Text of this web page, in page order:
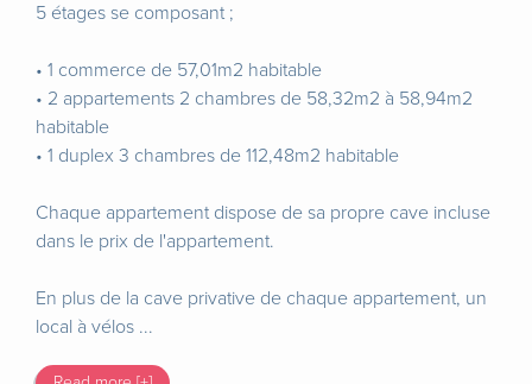
5 étages se composant ;
• 1 commerce de 57,01m2 habitable
• 2 appartements 2 chambres de 58,32m2 à 58,94m2
habitable
• 1 duplex 3 chambres de 112,48m2 habitable
Chaque appartement dispose de sa propre cave incluse
dans le prix de l'appartement.
En plus de la cave privative de chaque appartement, un
local à vélos ...